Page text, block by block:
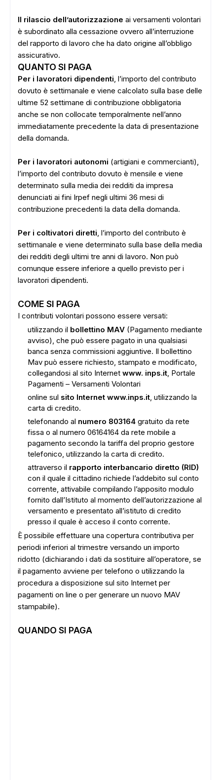
Il rilascio dell’autorizzazione ai versamenti volontari
è subordinato alla cessazione ovvero all’interruzione
del rapporto di lavoro che ha dato origine all’obbligo
assicurativo.
QUANTO SI PAGA
Per i lavoratori dipendenti, l’importo del contributo
dovuto è settimanale e viene calcolato sulla base delle
ultime 52 settimane di contribuzione obbligatoria
anche se non collocate temporalmente nell’anno
immediatamente precedente la data di presentazione
della domanda.
Per i lavoratori autonomi (artigiani e commercianti),
l’importo del contributo dovuto è mensile e viene
determinato sulla media dei redditi da impresa
denunciati ai fini Irpef negli ultimi 36 mesi di
contribuzione precedenti la data della domanda.
Per i coltivatori diretti, l’importo del contributo è
settimanale e viene determinato sulla base della media
dei redditi degli ultimi tre anni di lavoro. Non può
comunque essere inferiore a quello previsto per i
lavoratori dipendenti.
COME SI PAGA
I contributi volontari possono essere versati:
utilizzando il bollettino MAV (Pagamento mediante
avviso), che può essere pagato in una qualsiasi
banca senza commissioni aggiuntive. Il bollettino
Mav può essere richiesto, stampato e modificato,
collegandosi al sito Internet www. inps.it, Portale
Pagamenti – Versamenti Volontari
online sul sito Internet www.inps.it, utilizzando la
carta di credito.
telefonando al numero 803164 gratuito da rete
fissa o al numero 06164164 da rete mobile a
pagamento secondo la tariffa del proprio gestore
telefonico, utilizzando la carta di credito.
attraverso il rapporto interbancario diretto (RID)
con il quale il cittadino richiede l’addebito sul conto
corrente, attivabile compilando l’apposito modulo
fornito dall’Istituto al momento dell’autorizzazione al
versamento e presentato all’istituto di credito
presso il quale è acceso il conto corrente.
È possibile effettuare una copertura contributiva per
periodi inferiori al trimestre versando un importo
ridotto (dichiarando i dati da sostituire all’operatore, se
il pagamento avviene per telefono o utilizzando la
procedura a disposizione sul sito Internet per
pagamenti on line o per generare un nuovo MAV
stampabile).
QUANDO SI PAGA